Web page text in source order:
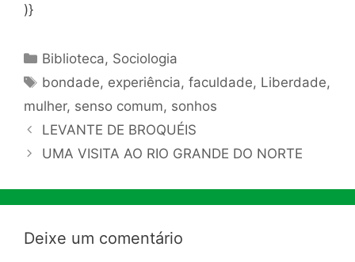
)}
Categorias
Biblioteca, Sociologia
Tags
bondade, experiência,faculdade, Liberdade,
mulher, senso comum, sonhos
LEVANTE DE BROQUÉIS
UMA VISITA AO RIO GRANDE DO NORTE
Deixe um comentário